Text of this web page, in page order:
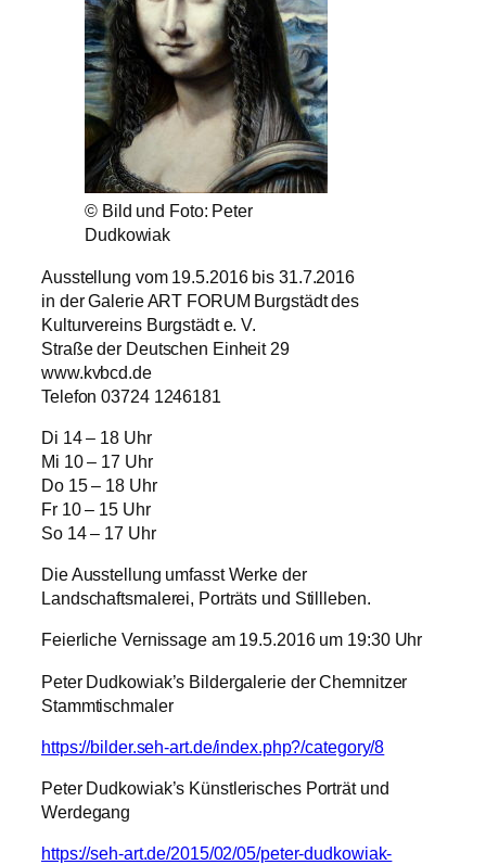
© Bild und Foto: Peter
Dudkowiak
Ausstellung vom 19.5.2016 bis 31.7.2016
in der Galerie ART FORUM Burgstädt des
Kulturvereins Burgstädt e. V.
Straße der Deutschen Einheit 29
www.kvbcd.de
Telefon 03724 1246181
Di 14 – 18 Uhr
Mi 10 – 17 Uhr
Do 15 – 18 Uhr
Fr 10 – 15 Uhr
So 14 – 17 Uhr
Die Ausstellung umfasst Werke der
Landschaftsmalerei, Porträts und Stillleben.
Feierliche Vernissage am 19.5.2016 um 19:30 Uhr
Peter Dudkowiak’s Bildergalerie der Chemnitzer
Stammtischmaler
https://bilder.seh-art.de/index.php?/category/8
Peter Dudkowiak’s Künstlerisches Porträt und
Werdegang
https://seh-art.de/2015/02/05/peter-dudkowiak-